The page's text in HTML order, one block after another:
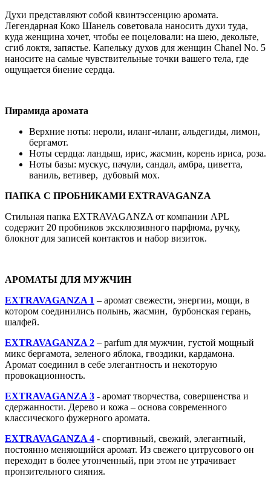
Духи представляют собой квинтэссенцию аромата.
Легендарная Коко Шанель советовала наносить духи туда,
куда женщина хочет, чтобы ее поцеловали: на шею, декольте,
сгиб локтя, запястье. Капельку духов для женщин Chanel No. 5
наносите на самые чувствительные точки вашего тела, где
ощущается биение сердца.
Пирамида аромата
Верхние ноты: нероли, иланг-иланг, альдегиды, лимон,
бергамот.
Ноты сердца: ландыш, ирис, жасмин, корень ириса, роза.
Ноты базы: мускус, пачули, сандал, амбра, циветта,
ваниль, ветивер, дубовый мох.
ПАПКА С ПРОБНИКАМИ EXTRAVAGANZA
Стильная папка EXTRAVAGANZA от компании APL
содержит 20 пробников эксклюзивного парфюма, ручку,
блокнот для записей контактов и набор визиток.
АРОМАТЫ ДЛЯ МУЖЧИН
EXTRAVAGANZA 1 – аромат свежести, энергии, мощи, в
котором соединились полынь, жасмин, бурбонская герань,
шалфей.
EXTRAVAGANZA 2 – parfum для мужчин, густой мощный
микс бергамота, зеленого яблока, гвоздики, кардамона.
Аромат соединил в себе элегантность и некоторую
провокационность.
EXTRAVAGANZA 3 - аромат творчества, совершенства и
сдержанности. Дерево и кожа – основа современного
классического фужерного аромата.
EXTRAVAGANZA 4 - спортивный, свежий, элегантный,
постоянно меняющийся аромат. Из свежего цитрусового он
переходит в более утонченный, при этом не утрачивает
пронзительного сияния.